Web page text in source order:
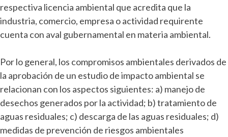
respectiva licencia ambiental que acredita que la
industria, comercio, empresa o actividad requirente
cuenta con aval gubernamental en materia ambiental.
Por lo general, los compromisos ambientales derivados de
la aprobación de un estudio de impacto ambiental se
relacionan con los aspectos siguientes: a) manejo de
desechos generados por la actividad; b) tratamiento de
aguas residuales; c) descarga de las aguas residuales; d)
medidas de prevención de riesgos ambientales